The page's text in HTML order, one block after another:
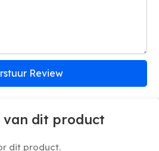
Review
van dit product
dit product.